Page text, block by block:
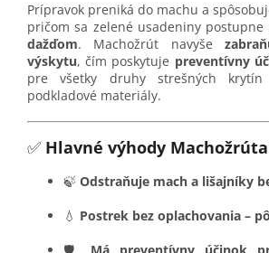
Prípravok preniká do machu a
pričom sa zelené usadeniny postupne
dažďom. Machožrút navyše
výskytu, čím poskytuje preventívny
pre všetky druhy strešných krytín
podkladové materiály.
✅ Hlavné výhody Machožrúta
🍃 Odstraňuje mach a lišajníky
💧 Postrek bez oplachovania –